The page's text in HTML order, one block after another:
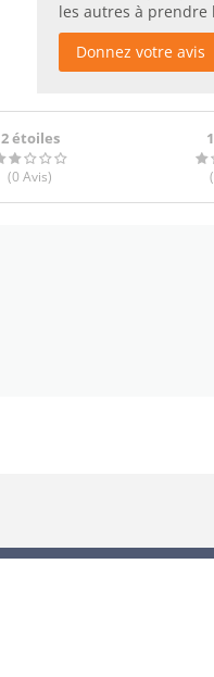
les autres à prendre
Donnez votre avis
2 étoiles
(0 Avis)